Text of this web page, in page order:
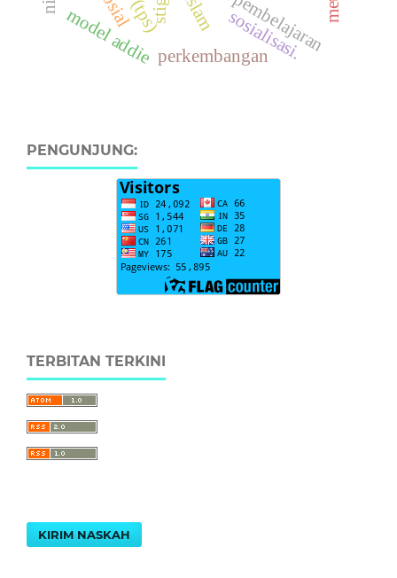
model addieperkembangansosialisasi.
PENGUNJUNG:
TERBITAN TERKINI
KIRIM NASKAH